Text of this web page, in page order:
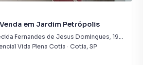
em Jardim Petrópolis
Fernandes de Jesus Domingues, 191 -
Vida Plena Cotia · Cotia, SP